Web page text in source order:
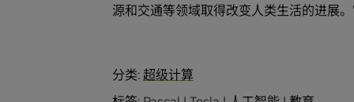
源和交通等领域取得改变人类生活的进展。
分类: 超级计算